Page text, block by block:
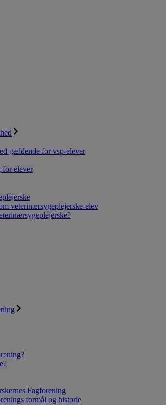
gældende for vsp-elever
for elever
veterinærsygeplejerske-elev
Fagforening
formål og historie